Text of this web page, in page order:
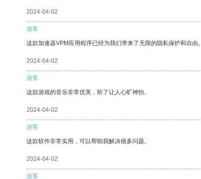
2024-04-02
游客
这款加速器VPM应用程序已经为我们带来了无限的隐私保护和自由。
2024-04-02
游客
这款游戏的音乐非常优美，听了让人心旷神怡。
2024-04-02
游客
这款软件非常实用，可以帮助我解决很多问题。
2024-04-02
游客